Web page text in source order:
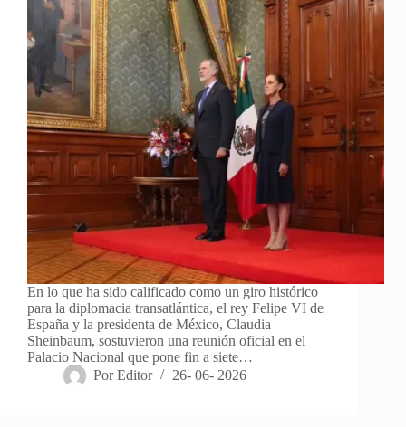
En lo que ha sido calificado como un giro histórico
para la diplomacia transatlántica, el rey Felipe VI de
España y la presidenta de México, Claudia
Sheinbaum, sostuvieron una reunión oficial en el
Palacio Nacional que pone fin a siete…
Por Editor 26- 06- 2026